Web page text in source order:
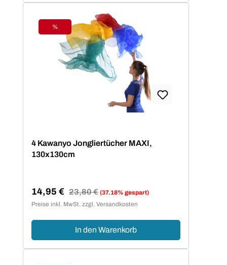
Rabatt
%
4 Kawanyo Jongliertücher MAXI,
130x130cm
Verkaufspreis:
14,95 € Regulärer Preis:
23,80 € (37.18% gespart)
Preise inkl. MwSt. zzgl. Versandkosten
In den Warenkorb